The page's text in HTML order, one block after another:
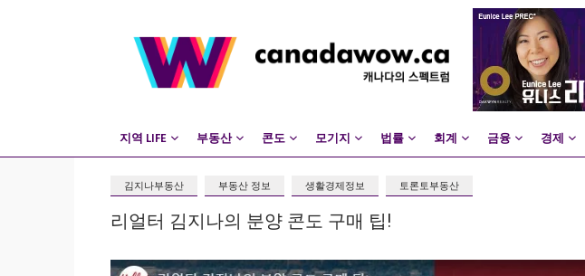
지역 LIFE 부동산 콘도 모기지 법률 회계 금융 경제
김지나부동산 부동산 정보 생활경제정보 토론토부동산
리얼터 김지나의 분양 콘도 구매 팁!